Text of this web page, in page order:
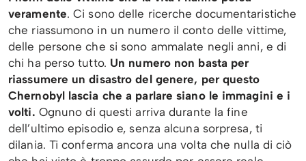
veramente. Ci sono delle ricerche documentaristiche
che riassumono in un numero il conto delle vittime,
delle persone che si sono ammalate negli anni, e di
chi ha perso tutto. Un numero non basta per
riassumere un disastro del genere, per questo
Chernobyl lascia che a parlare siano le immagini e i
volti. Ognuno di questi arriva durante la fine
dell’ultimo episodio e, senza alcuna sorpresa, ti
dilania. Ti conferma ancora una volta che nulla di ciò